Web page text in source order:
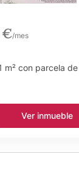
€/mes
con parcela de
Ver inmueble